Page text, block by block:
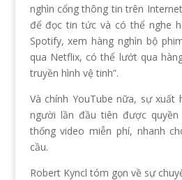
nghìn cổng thông tin trên
để đọc tin tức và có thể nghe
Spotify, xem hàng nghìn bộ
qua Netflix, có thể lướt qua
truyền hình vệ tinh”.
Và chính YouTube nữa, sự xuất
người lần đầu tiên được
thống video miễn phí, nhanh
cầu.
Robert Kyncl tóm gọn về sự